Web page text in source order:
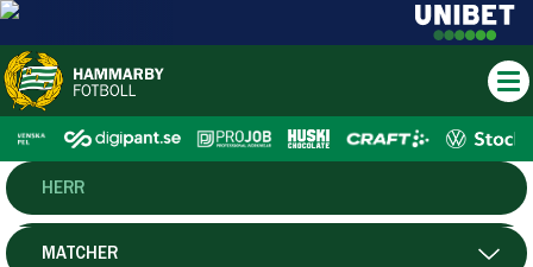
HERR
DAM
MATCHER